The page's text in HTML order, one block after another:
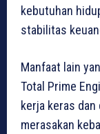
kebutuhan
stabilitas
Manfaat lain
Total Prime
kerja keras dan
merasakan